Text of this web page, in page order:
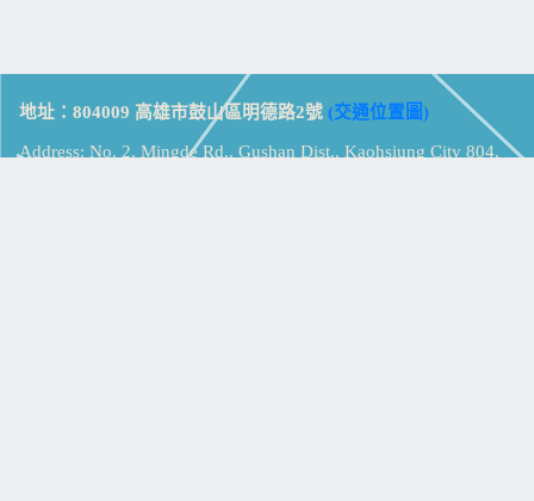
地址：804009 高雄市鼓山區明德路2號 (交通位置圖)
Address: No. 2, Mingde Rd., Gushan Dist., Kaohsiung City 804,